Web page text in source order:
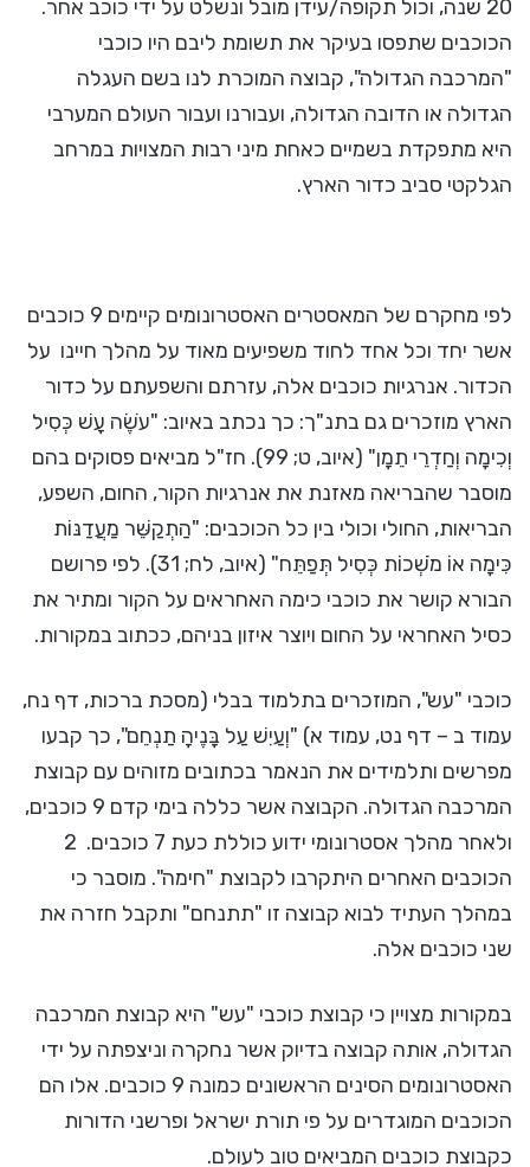
20 שנה, וכול תקופה/עידן מובל ונשלט על ידי כוכב אחר.
הכוכבים שתפסו בעיקר את תשומת ליבם היו כוכבי
"המרכבה הגדולה", קבוצה המוכרת לנו בשם העגלה
הגדולה או הדובה הגדולה, ועבורנו ועבור העולם המערבי
היא מתפקדת בשמיים כאחת מיני רבות המצויות במרחב
הגלקטי סביב כדור הארץ.
לפי מחקרם של המאסטרים האסטרונומים קיימים 9 כוכבים
אשר יחד וכל אחד לחוד משפיעים מאוד על מהלך חיינו על
הכדור. אנרגיות כוכבים אלה, עזרתם והשפעתם על כדור
הארץ מוזכרים גם בתנ"ך: כך נכתב באיוב: "עֹשֶׂה עָשׁ כְּסִיל
וְכִימָה וְחַדְרֵי תֵמָן" (איוב, ט; 99). חז"ל מביאים פסוקים בהם
מוסבר שהבריאה מאזנת את אנרגיות הקור, החום, השפע,
הבריאות, החולי וכולי בין כל הכוכבים: "הַתְקַשֵּׁר מַעֲדַנּוֹת
כִּימָה אוֹ מֹשְׁכוֹת כְּסִיל תְּפַתֵּח" (איוב, לח; 31). לפי פרושם
הבורא קושר את כוכבי כימה האחראים על הקור ומתיר את
כסיל האחראי על החום ויוצר איזון בניהם, ככתוב במקורות.
כוכבי "עש", המוזכרים בתלמוד בבלי (מסכת ברכות, דף נח,
עמוד ב – דף נט, עמוד א) "וְעַיִשׁ עַל בָּנֶיהָ תַנְחֵם", כך קבעו
מפרשים ותלמידים את הנאמר בכתובים מזוהים עם קבוצת
המרכבה הגדולה. הקבוצה אשר כללה בימי קדם 9 כוכבים,
ולאחר מהלך אסטרונומי ידוע כוללת כעת 7 כוכבים. 2
הכוכבים האחרים היתקרבו לקבוצת "חימה". מוסבר כי
במהלך העתיד לבוא קבוצה זו "תתנחם" ותקבל חזרה את
שני כוכבים אלה.
במקורות מצויין כי קבוצת כוכבי "עש" היא קבוצת המרכבה
הגדולה, אותה קבוצה בדיוק אשר נחקרה וניצפתה על ידי
האסטרונומים הסינים הראשונים כמונה 9 כוכבים. אלו הם
הכוכבים המוגדרים על פי תורת ישראל ופרשני הדורות
כקבוצת כוכבים המביאים טוב לעולם.